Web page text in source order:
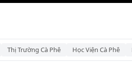
Thị Trường Cà Phê Học Viện Cà Phê